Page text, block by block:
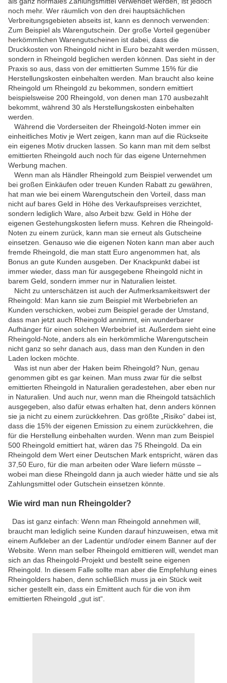
noch mehr. Wer räumlich von den drei hauptsächlichen
Verbreitungsgebieten abseits ist, kann es dennoch verwenden:
Zum Beispiel als Warengutschein. Der große Vorteil gegenüber
herkömmlichen Warengutscheinen ist dabei, dass die
Druckkosten von Rheingold nicht in Euro bezahlt werden müssen,
sondern in Rheingold beglichen werden können. Das sieht in der
Praxis so aus, dass von der emittierten Summe 15% für die
Herstellungskosten einbehalten werden. Man braucht also keine
Rheingold um Rheingold zu bekommen, sondern emittiert
beispielsweise 200 Rheingold, von denen man 170 ausbezahlt
bekommt, während 30 als Herstellungskosten einbehalten
werden.
Während die Vorderseiten der Rheingold-Noten immer ein
einheitliches Motiv je Wert zeigen, kann man auf die Rückseite
ein eigenes Motiv drucken lassen. So kann man mit dem selbst
emittierten Rheingold auch noch für das eigene Unternehmen
Werbung machen.
Wenn man als Händler Rheingold zum Beispiel verwendet um
bei großen Einkäufen oder treuen Kunden Rabatt zu gewähren,
hat man wie bei einem Warengutschein den Vorteil, dass man
nicht auf bares Geld in Höhe des Verkaufspreises verzichtet,
sondern lediglich Ware, also Arbeit bzw. Geld in Höhe der
eigenen Gestehungskosten liefern muss. Kehren die Rheingold-
Noten zu einem zurück, kann man sie erneut als Gutscheine
einsetzen. Genauso wie die eigenen Noten kann man aber auch
fremde Rheingold, die man statt Euro angenommen hat, als
Bonus an gute Kunden ausgeben. Der Knackpunkt dabei ist
immer wieder, dass man für ausgegebene Rheingold nicht in
barem Geld, sondern immer nur in Naturalien leistet.
Nicht zu unterschätzen ist auch der Aufmerksamkeitswert der
Rheingold: Man kann sie zum Beispiel mit Werbebriefen an
Kunden verschicken, wobei zum Beispiel gerade der Umstand,
dass man jetzt auch Rheingold annimmt, ein wunderbarer
Aufhänger für einen solchen Werbebrief ist. Außerdem sieht eine
Rheingold-Note, anders als ein herkömmliche Warengutschein
nicht ganz so sehr danach aus, dass man den Kunden in den
Laden locken möchte.
Was ist nun aber der Haken beim Rheingold? Nun, genau
genommen gibt es gar keinen. Man muss zwar für die selbst
emittierten Rheingold in Naturalien geradestehen, aber eben nur
in Naturalien. Und auch nur, wenn man die Rheingold tatsächlich
ausgegeben, also dafür etwas erhalten hat, denn anders können
sie ja nicht zu einem zurückkehren. Das größte „Risiko“ dabei ist,
dass die 15% der eigenen Emission zu einem zurückkehren, die
für die Herstellung einbehalten wurden. Wenn man zum Beispiel
500 Rheingold emittiert hat, wären das 75 Rheingold. Da ein
Rheingold dem Wert einer Deutschen Mark entspricht, wären das
37,50 Euro, für die man arbeiten oder Ware liefern müsste –
wobei man diese Rheingold dann ja auch wieder hätte und sie als
Zahlungsmittel oder Gutschein einsetzen könnte.
Wie wird man nun Rheingolder?
Das ist ganz einfach: Wenn man Rheingold annehmen will,
braucht man lediglich seine Kunden darauf hinzuweisen, etwa mit
einem Aufkleber an der Ladentür und/oder einem Banner auf der
Website. Wenn man selber Rheingold emittieren will, wendet man
sich an das Rheingold-Projekt und bestellt seine eigenen
Rheingold. In diesem Falle sollte man aber die Empfehlung eines
Rheingolders haben, denn schließlich muss ja ein Stück weit
sicher gestellt ein, dass ein Emittent auch für die von ihm
emittierten Rheingold „gut ist“.